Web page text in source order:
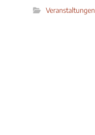
Veranstaltungen